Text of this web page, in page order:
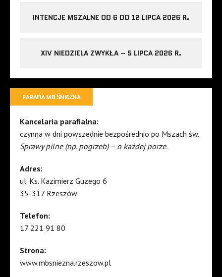
INTENCJE MSZALNE OD 6 DO 12 LIPCA 2026 R.
XIV NIEDZIELA ZWYKŁA – 5 LIPCA 2026 R.
PARAFIA MB ŚNIEŻNA
Kancelaria parafialna:
czynna w dni powszednie bezpośrednio po Mszach św.
Sprawy pilne (np. pogrzeb) – o każdej porze.
Adres:
ul. Ks. Kazimierz Guzego 6
35-317 Rzeszów
Telefon:
17 221 91 80
Strona:
www.mbsniezna.rzeszow.pl